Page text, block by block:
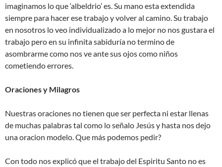
imaginamos lo que ‘albeldrio’ es. Su mano esta extendida
siempre para hacer ese trabajo y volver al camino. Su trabajo
en nosotros lo veo individualizado a lo mejor no nos gustara el
trabajo pero en su infinita sabiduría no termino de
asombrarme como nos ve ante sus ojos como niños
cometiendo errores.
Oraciones y Milagros
Nuestras oraciones no tienen que ser perfecta ni estar llenas
de muchas palabras tal como lo señalo Jesús y hasta nos dejo
una oracion modelo. Que más podemos pedir?
Con todo nos explicó que el trabajo del Espiritu Santo no es